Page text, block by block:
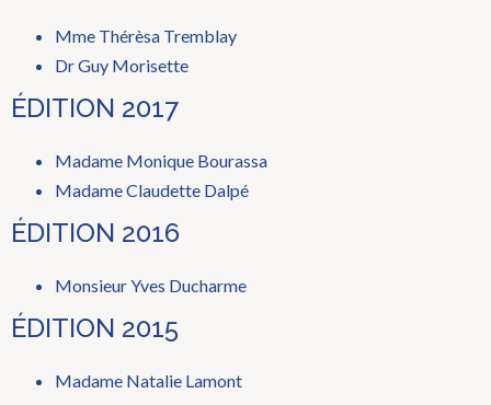
Mme Thérèsa Tremblay
Dr Guy Morisette
ÉDITION 2017
Madame Monique Bourassa
Madame Claudette Dalpé
ÉDITION 2016
Monsieur Yves Ducharme
ÉDITION 2015
Madame Natalie Lamont